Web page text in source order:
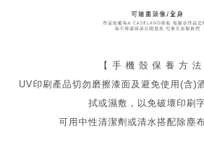
【 手 機 殼 保 養 方 法
UV印刷產品切勿磨擦漆面及 避免使用(含)
拭或濕敷，以免破壞印刷字
可用中性清潔劑或清水搭配除塵